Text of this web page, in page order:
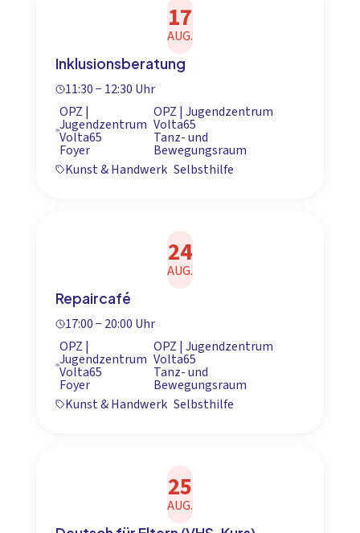
17
AUG.
Inklusionsberatung
11:30 − 12:30 Uhr
OPZ |
Jugendzentrum
Volta65
Foyer
OPZ | Jugendzentrum
Volta65
Tanz- und
Bewegungsraum
Kunst & Handwerk Selbsthilfe
24
AUG.
Repaircafé
17:00 − 20:00 Uhr
OPZ |
Jugendzentrum
Volta65
Foyer
OPZ | Jugendzentrum
Volta65
Tanz- und
Bewegungsraum
Kunst & Handwerk Selbsthilfe
25
AUG.